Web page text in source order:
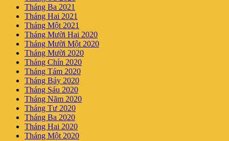
Tháng Ba 2021
Tháng Hai 2021
Tháng Một 2021
Tháng Mười Hai 2020
Tháng Mười Một 2020
Tháng Mười 2020
Tháng Chín 2020
Tháng Tám 2020
Tháng Bảy 2020
Tháng Sáu 2020
Tháng Năm 2020
Tháng Tư 2020
Tháng Ba 2020
Tháng Hai 2020
Tháng Một 2020